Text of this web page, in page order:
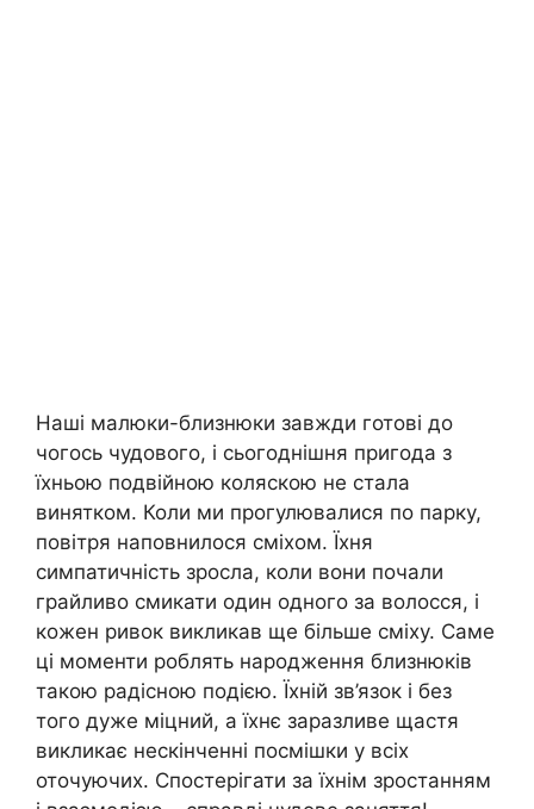
Наші малюки-близнюки завжди готові до
чогось чудового, і сьогоднішня пригода з
їхньою подвійною коляскою не стала
винятком. Коли ми прогулювалися по парку,
повітря наповнилося сміхом. Їхня
симпатичність зросла, коли вони почали
грайливо смикати один одного за волосся, і
кожен ривок викликав ще більше сміху. Саме
ці моменти роблять народження близнюків
такою радісною подією. Їхній зв’язок і без
того дуже міцний, а їхнє заразливе щастя
викликає нескінченні посмішки у всіх
оточуючих. Спостерігати за їхнім зростанням